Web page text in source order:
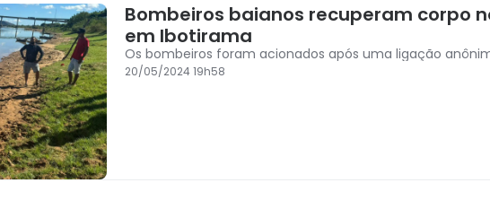
Bombeiros baianos recuperam corpo
em Ibotirama
Os bombeiros foram acionados após uma ligação
20/05/2024 19h58